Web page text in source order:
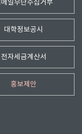
메일무단수집거부
대학정보공시
전자세금계산서
홍보제안